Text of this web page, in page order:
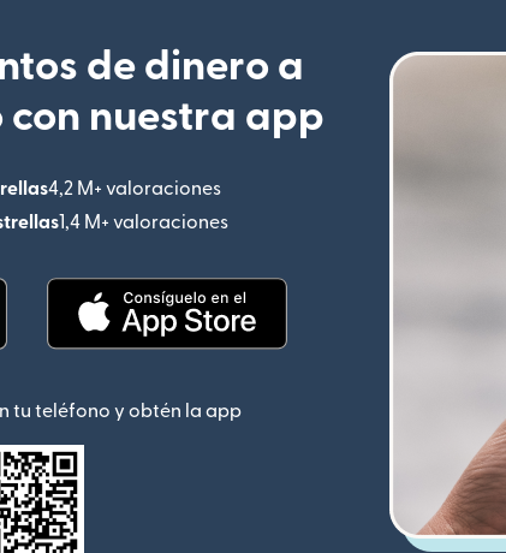
de dinero a
con nuestra app
4,2 M+ valoraciones
(se abre en una ventana nueva)
1,4 M+ valoraciones
(se abre en una ventana nueva)
tu teléfono y obtén la app